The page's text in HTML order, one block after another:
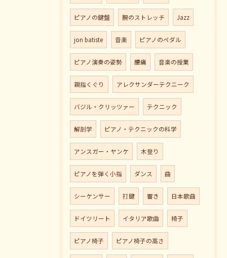
ピアノの鍵盤 腕のストレッチ Jazz
jon batiste 音楽 ピアノのペダル
ピアノ演奏の姿勢 腰痛 音楽の授業
親指くぐり アレクサンダーテクニーク
バジル・クリッツァー テクニック
解剖学 ピアノ・テクニックの科学
アンスガー・ヤンケ 木登り
ピアノを弾く小指 ダンス 曲
シーケンサー 打鍵 響き 日本歌曲
ドイツリート イタリア歌曲 椅子
ピアノ椅子 ピアノ椅子の高さ